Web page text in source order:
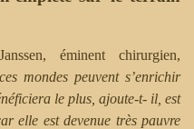
éminent chirurgien,
mondes peuvent s’enrichir
le plus, ajoute-t- il, est
elle est devenue très pauvre